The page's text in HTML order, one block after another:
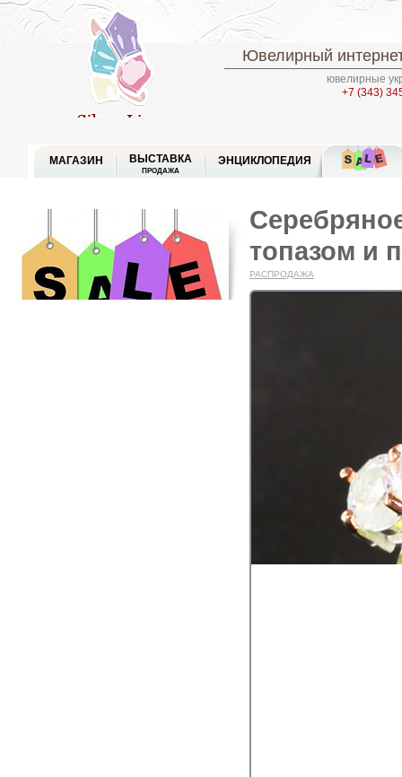
Ювелирный
ювелирные
+7 (343)
МАГАЗИН ВЫСТАВКА
ПРОДАЖА
ЭНЦИКЛОПЕДИЯ
топазом и
РАСПРОДАЖА